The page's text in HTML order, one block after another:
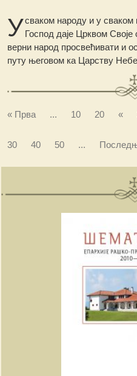
Усваком народу и у
Господ даје Црквом
верни народ просвећивати и
путу његовом ка Царству
« Прва ... 10 20 «
30
40 50 ...